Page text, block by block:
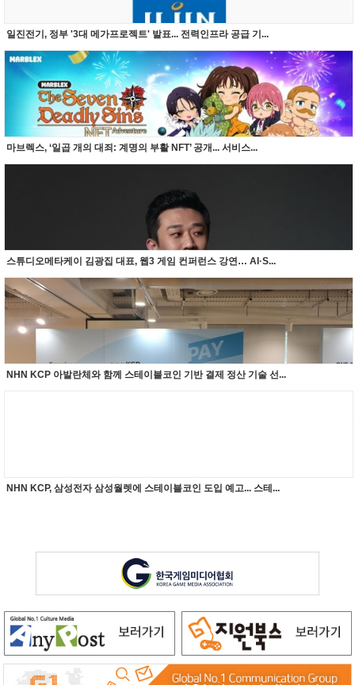
일진전기, 정부 '3대 메가프로젝트' 발표... 전력인프라 공급 기...
마브렉스, ‘일곱 개의 대죄: 계명의 부활 NFT’ 공개... 서비스...
스튜디오메타케이 김광집 대표, 웹3 게임 컨퍼런스 강연… AI·S...
NHN KCP 아발란체와 함께 스테이블코인 기반 결제 정산 기술 선...
NHN KCP, 삼성전자 삼성월렛에 스테이블코인 도입 예고... 스테...